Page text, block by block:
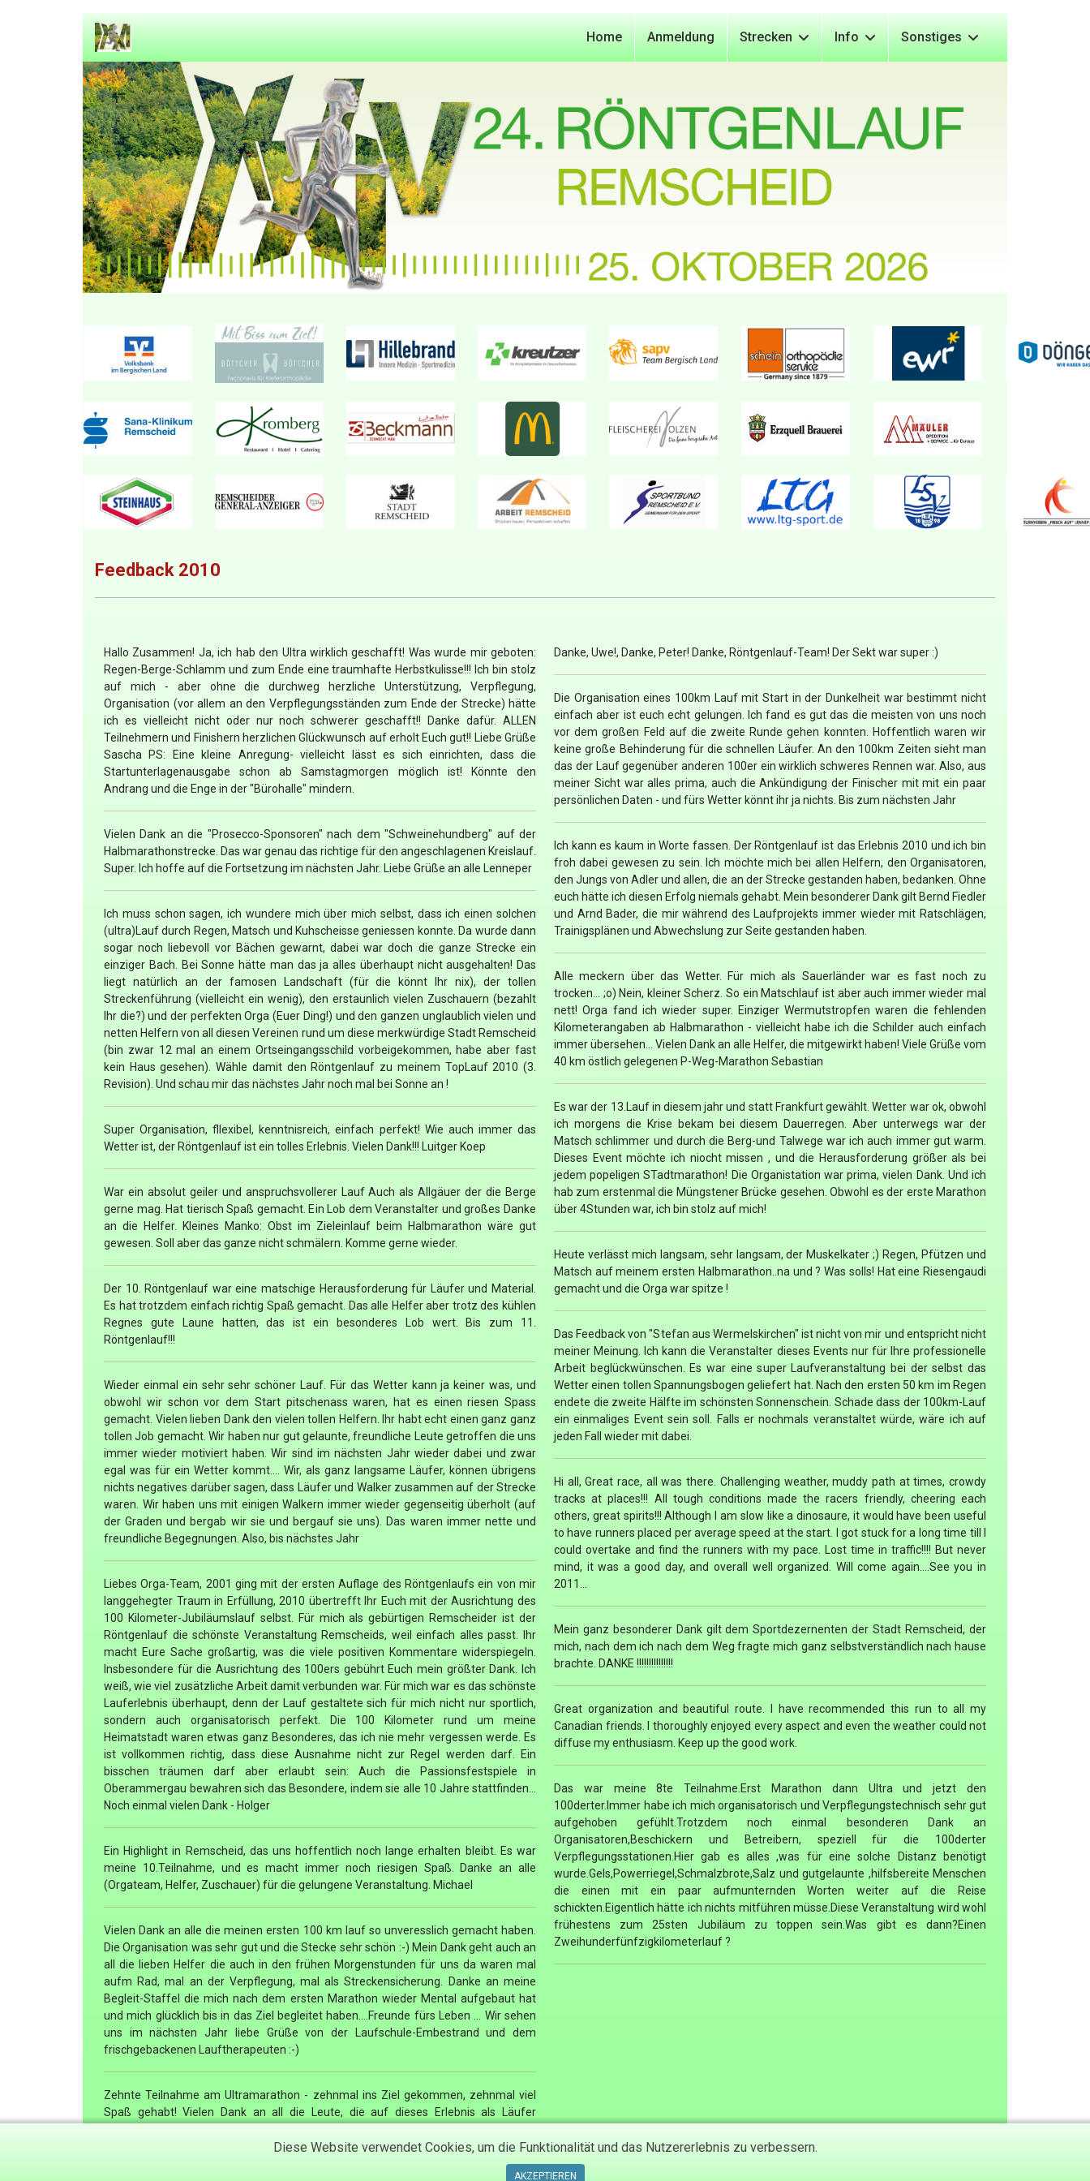
Home Anmeldung Strecken Info Sonstiges
Feedback 2010
Hallo Zusammen! Ja, ich hab den Ultra wirklich geschafft! Was wurde mir geboten:
Regen-Berge-Schlamm und zum Ende eine traumhafte Herbstkulisse!!! Ich bin stolz
auf mich - aber ohne die durchweg herzliche Unterstützung, Verpflegung,
Organisation (vor allem an den Verpflegungsständen zum Ende der Strecke) hätte
ich es vielleicht nicht oder nur noch schwerer geschafft!! Danke dafür. ALLEN
Teilnehmern und Finishern herzlichen Glückwunsch auf erholt Euch gut!! Liebe Grüße
Sascha PS: Eine kleine Anregung- vielleicht lässt es sich einrichten, dass die
Startunterlagenausgabe schon ab Samstagmorgen möglich ist! Könnte den
Andrang und die Enge in der "Bürohalle" mindern.
Vielen Dank an die "Prosecco-Sponsoren" nach dem "Schweinehundberg" auf der
Halbmarathonstrecke. Das war genau das richtige für den angeschlagenen Kreislauf.
Super. Ich hoffe auf die Fortsetzung im nächsten Jahr. Liebe Grüße an alle Lenneper
Ich muss schon sagen, ich wundere mich über mich selbst, dass ich einen solchen
(ultra)Lauf durch Regen, Matsch und Kuhscheisse geniessen konnte. Da wurde dann
sogar noch liebevoll vor Bächen gewarnt, dabei war doch die ganze Strecke ein
einziger Bach. Bei Sonne hätte man das ja alles überhaupt nicht ausgehalten! Das
liegt natürlich an der famosen Landschaft (für die könnt Ihr nix), der tollen
Streckenführung (vielleicht ein wenig), den erstaunlich vielen Zuschauern (bezahlt
Ihr die?) und der perfekten Orga (Euer Ding!) und den ganzen unglaublich vielen und
netten Helfern von all diesen Vereinen rund um diese merkwürdige Stadt Remscheid
(bin zwar 12 mal an einem Ortseingangsschild vorbeigekommen, habe aber fast
kein Haus gesehen). Wähle damit den Röntgenlauf zu meinem TopLauf 2010 (3.
Revision). Und schau mir das nächstes Jahr noch mal bei Sonne an !
Super Organisation, fllexibel, kenntnisreich, einfach perfekt! Wie auch immer das
Wetter ist, der Röntgenlauf ist ein tolles Erlebnis. Vielen Dank!!! Luitger Koep
War ein absolut geiler und anspruchsvollerer Lauf Auch als Allgäuer der die Berge
gerne mag. Hat tierisch Spaß gemacht. Ein Lob dem Veranstalter und großes Danke
an die Helfer. Kleines Manko: Obst im Zieleinlauf beim Halbmarathon wäre gut
gewesen. Soll aber das ganze nicht schmälern. Komme gerne wieder.
Der 10. Röntgenlauf war eine matschige Herausforderung für Läufer und Material.
Es hat trotzdem einfach richtig Spaß gemacht. Das alle Helfer aber trotz des kühlen
Regnes gute Laune hatten, das ist ein besonderes Lob wert. Bis zum 11.
Röntgenlauf!!!
Wieder einmal ein sehr sehr schöner Lauf. Für das Wetter kann ja keiner was, und
obwohl wir schon vor dem Start pitschenass waren, hat es einen riesen Spass
gemacht. Vielen lieben Dank den vielen tollen Helfern. Ihr habt echt einen ganz ganz
tollen Job gemacht. Wir haben nur gut gelaunte, freundliche Leute getroffen die uns
immer wieder motiviert haben. Wir sind im nächsten Jahr wieder dabei und zwar
egal was für ein Wetter kommt.... Wir, als ganz langsame Läufer, können übrigens
nichts negatives darüber sagen, dass Läufer und Walker zusammen auf der Strecke
waren. Wir haben uns mit einigen Walkern immer wieder gegenseitig überholt (auf
der Graden und bergab wir sie und bergauf sie uns). Das waren immer nette und
freundliche Begegnungen. Also, bis nächstes Jahr
Liebes Orga-Team, 2001 ging mit der ersten Auflage des Röntgenlaufs ein von mir
langgehegter Traum in Erfüllung, 2010 übertrefft Ihr Euch mit der Ausrichtung des
100 Kilometer-Jubiläumslauf selbst. Für mich als gebürtigen Remscheider ist der
Röntgenlauf die schönste Veranstaltung Remscheids, weil einfach alles passt. Ihr
macht Eure Sache großartig, was die viele positiven Kommentare widerspiegeln.
Insbesondere für die Ausrichtung des 100ers gebührt Euch mein größter Dank. Ich
weiß, wie viel zusätzliche Arbeit damit verbunden war. Für mich war es das schönste
Lauferlebnis überhaupt, denn der Lauf gestaltete sich für mich nicht nur sportlich,
sondern auch organisatorisch perfekt. Die 100 Kilometer rund um meine
Heimatstadt waren etwas ganz Besonderes, das ich nie mehr vergessen werde. Es
ist vollkommen richtig, dass diese Ausnahme nicht zur Regel werden darf. Ein
bisschen träumen darf aber erlaubt sein: Auch die Passionsfestspiele in
Oberammergau bewahren sich das Besondere, indem sie alle 10 Jahre stattfinden...
Noch einmal vielen Dank - Holger
Ein Highlight in Remscheid, das uns hoffentlich noch lange erhalten bleibt. Es war
meine 10.Teilnahme, und es macht immer noch riesigen Spaß. Danke an alle
(Orgateam, Helfer, Zuschauer) für die gelungene Veranstaltung. Michael
Vielen Dank an alle die meinen ersten 100 km lauf so unveresslich gemacht haben.
Die Organisation was sehr gut und die Stecke sehr schön :-) Mein Dank geht auch an
all die lieben Helfer die auch in den frühen Morgenstunden für uns da waren mal
aufm Rad, mal an der Verpflegung, mal als Streckensicherung. Danke an meine
Begleit-Staffel die mich nach dem ersten Marathon wieder Mental aufgebaut hat
und mich glücklich bis in das Ziel begleitet haben....Freunde fürs Leben ... Wir sehen
uns im nächsten Jahr liebe Grüße von der Laufschule-Embestrand und dem
frischgebackenen Lauftherapeuten :-)
Zehnte Teilnahme am Ultramarathon - zehnmal ins Ziel gekommen, zehnmal viel
Spaß gehabt! Vielen Dank an all die Leute, die auf dieses Erlebnis als Läufer
Danke, Uwe!, Danke, Peter! Danke, Röntgenlauf-Team! Der Sekt war super :)
Die Organisation eines 100km Lauf mit Start in der Dunkelheit war bestimmt nicht
einfach aber ist euch echt gelungen. Ich fand es gut das die meisten von uns noch
vor dem großen Feld auf die zweite Runde gehen konnten. Hoffentlich waren wir
keine große Behinderung für die schnellen Läufer. An den 100km Zeiten sieht man
das der Lauf gegenüber anderen 100er ein wirklich schweres Rennen war. Also, aus
meiner Sicht war alles prima, auch die Ankündigung der Finischer mit mit ein paar
persönlichen Daten - und fürs Wetter könnt ihr ja nichts. Bis zum nächsten Jahr
Ich kann es kaum in Worte fassen. Der Röntgenlauf ist das Erlebnis 2010 und ich bin
froh dabei gewesen zu sein. Ich möchte mich bei allen Helfern, den Organisatoren,
den Jungs von Adler und allen, die an der Strecke gestanden haben, bedanken. Ohne
euch hätte ich diesen Erfolg niemals gehabt. Mein besonderer Dank gilt Bernd Fiedler
und Arnd Bader, die mir während des Laufprojekts immer wieder mit Ratschlägen,
Trainigsplänen und Abwechslung zur Seite gestanden haben.
Alle meckern über das Wetter. Für mich als Sauerländer war es fast noch zu
trocken... ;o) Nein, kleiner Scherz. So ein Matschlauf ist aber auch immer wieder mal
nett! Orga fand ich wieder super. Einziger Wermutstropfen waren die fehlenden
Kilometerangaben ab Halbmarathon - vielleicht habe ich die Schilder auch einfach
immer übersehen... Vielen Dank an alle Helfer, die mitgewirkt haben! Viele Grüße vom
40 km östlich gelegenen P-Weg-Marathon Sebastian
Es war der 13.Lauf in diesem jahr und statt Frankfurt gewählt. Wetter war ok, obwohl
ich morgens die Krise bekam bei diesem Dauerregen. Aber unterwegs war der
Matsch schlimmer und durch die Berg-und Talwege war ich auch immer gut warm.
Dieses Event möchte ich niocht missen , und die Herausforderung größer als bei
jedem popeligen STadtmarathon! Die Organistation war prima, vielen Dank. Und ich
hab zum erstenmal die Müngstener Brücke gesehen. Obwohl es der erste Marathon
über 4Stunden war, ich bin stolz auf mich!
Heute verlässt mich langsam, sehr langsam, der Muskelkater ;) Regen, Pfützen und
Matsch auf meinem ersten Halbmarathon..na und ? Was solls! Hat eine Riesengaudi
gemacht und die Orga war spitze !
Das Feedback von "Stefan aus Wermelskirchen" ist nicht von mir und entspricht nicht
meiner Meinung. Ich kann die Veranstalter dieses Events nur für Ihre professionelle
Arbeit beglückwünschen. Es war eine super Laufveranstaltung bei der selbst das
Wetter einen tollen Spannungsbogen geliefert hat. Nach den ersten 50 km im Regen
endete die zweite Hälfte im schönsten Sonnenschein. Schade dass der 100km-Lauf
ein einmaliges Event sein soll. Falls er nochmals veranstaltet würde, wäre ich auf
jeden Fall wieder mit dabei.
Hi all, Great race, all was there. Challenging weather, muddy path at times, crowdy
tracks at places!!! All tough conditions made the racers friendly, cheering each
others, great spirits!!! Although I am slow like a dinosaure, it would have been useful
to have runners placed per average speed at the start. I got stuck for a long time till I
could overtake and find the runners with my pace. Lost time in traffic!!!! But never
mind, it was a good day, and overall well organized. Will come again....See you in
2011...
Mein ganz besonderer Dank gilt dem Sportdezernenten der Stadt Remscheid, der
mich, nach dem ich nach dem Weg fragte mich ganz selbstverständlich nach hause
brachte. DANKE !!!!!!!!!!!!!!!
Great organization and beautiful route. I have recommended this run to all my
Canadian friends. I thoroughly enjoyed every aspect and even the weather could not
diffuse my enthusiasm. Keep up the good work.
Das war meine 8te Teilnahme.Erst Marathon dann Ultra und jetzt den
100derter.Immer habe ich mich organisatorisch und Verpflegungstechnisch sehr gut
aufgehoben gefühlt.Trotzdem noch einmal besonderen Dank an
Organisatoren,Beschickern und Betreibern, speziell für die 100derter
Verpflegungsstationen.Hier gab es alles ,was für eine solche Distanz benötigt
wurde.Gels,Powerriegel,Schmalzbrote,Salz und gutgelaunte ,hilfsbereite Menschen
die einen mit ein paar aufmunternden Worten weiter auf die Reise
schickten.Eigentlich hätte ich nichts mitführen müsse.Diese Veranstaltung wird wohl
frühestens zum 25sten Jubiläum zu toppen sein.Was gibt es dann?Einen
Zweihunderfünfzigkilometerlauf ?
Diese Website verwendet Cookies, um die Funktionalität und das Nutzererlebnis zu verbessern.
AKZEPTIEREN